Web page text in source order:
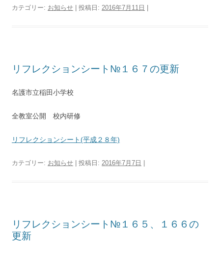
カテゴリー: お知らせ | 投稿日: 2016年7月11日
リフレクションシート№１６７の更新
名護市立稲田小学校
全教室公開 校内研修
リフレクションシート(平成２８年)
カテゴリー: お知らせ | 投稿日: 2016年7月7日
リフレクションシート№１６５、１６６の
更新